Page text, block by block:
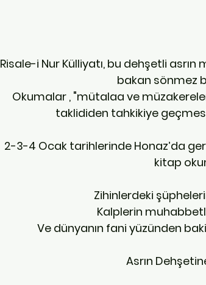
Risale-i Nur Külliyatı, bu dehşetli asrın
bakan sönmez
taklididen tahkikiye
2-3-4 Ocak tarihlerinde Honaz’da
kitap
Zihinlerdeki
Kalplerin
Ve dünyanın fani yüzünden
Asrın